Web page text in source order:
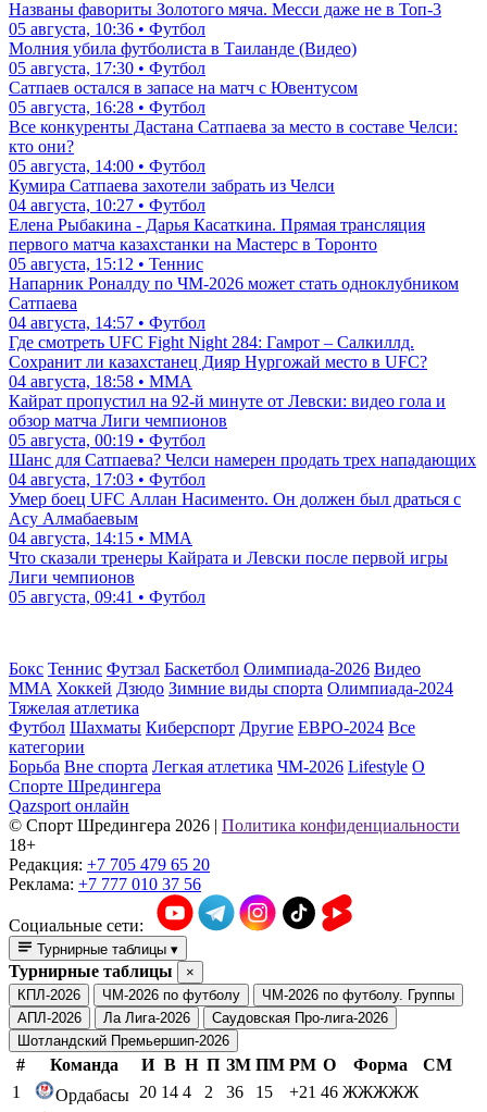
Названы фавориты Золотого мяча. Месси даже не в Топ-3
05 августа, 10:36 • Футбол
Молния убила футболиста в Таиланде (Видео)
05 августа, 17:30 • Футбол
Сатпаев остался в запасе на матч с Ювентусом
05 августа, 16:28 • Футбол
Все конкуренты Дастана Сатпаева за место в составе Челси:
кто они?
05 августа, 14:00 • Футбол
Кумира Сатпаева захотели забрать из Челси
04 августа, 10:27 • Футбол
Елена Рыбакина - Дарья Касаткина. Прямая трансляция
первого матча казахстанки на Мастерс в Торонто
05 августа, 15:12 • Теннис
Напарник Роналду по ЧМ-2026 может стать одноклубником
Сатпаева
04 августа, 14:57 • Футбол
Где смотреть UFC Fight Night 284: Гамрот – Салкиллд.
Сохранит ли казахстанец Дияр Нургожай место в UFC?
04 августа, 18:58 • ММА
Кайрат пропустил на 92-й минуте от Левски: видео гола и
обзор матча Лиги чемпионов
05 августа, 00:19 • Футбол
Шанс для Сатпаева? Челси намерен продать трех нападающих
04 августа, 17:03 • Футбол
Умер боец UFC Аллан Насименто. Он должен был драться с
Асу Алмабаевым
04 августа, 14:15 • ММА
Что сказали тренеры Кайрата и Левски после первой игры
Лиги чемпионов
05 августа, 09:41 • Футбол
Бокс Теннис Футзал Баскетбол Олимпиада-2026 Видео
ММА Хоккей Дзюдо Зимние виды спорта Олимпиада-2024
Тяжелая атлетика
Футбол Шахматы Киберспорт Другие ЕВРО-2024 Все
категории
Борьба Вне спорта Легкая атлетика ЧМ-2026 Lifestyle О
Спорте Шредингера
Qazsport онлайн
© Cпорт Шредингера 2026 | Политика конфиденциальности
18+
Редакция: +7 705 479 65 20
Реклама: +7 777 010 37 56
Социальные сети:
Турнирные таблицы ▾
Турнирные таблицы
×
КПЛ-2026
ЧМ-2026 по футболу
ЧМ-2026 по футболу. Группы
АПЛ-2026
Ла Лига-2026
Саудовская Про-лига-2026
Шотландский Премьершип-2026
# Команда И В Н П ЗМ ПМ РМ О Форма
СМ
1
Ордабасы 20 14 4 2 36 15 +21 46 ЖЖЖЖЖ